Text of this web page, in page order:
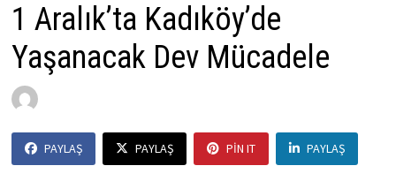
1 Aralık’ta Kadıköy’de
Yaşanacak Dev Mücadele
PAYLAŞ PAYLAŞ PIN IT PAYLAŞ